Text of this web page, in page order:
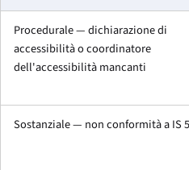
Procedurale — dichiarazione di
accessibilità o coordinatore
dell'accessibilità mancanti
Sostanziale — non conformità a IS